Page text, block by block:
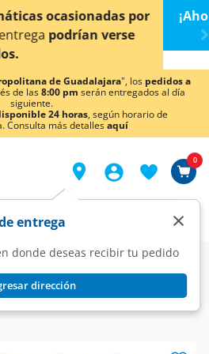
en Aguascalientes! Daclic aquí
conocer detalles.
de Guadalajara", los pedidos a
de las8:00 pm serán entregados al día
siguiente.
24 horas, según horario de
Consulta más detallesaquí
entrega
donde deseas recibir tu pedido
dirección
×
0
y Endocrinas Antidiabéticos
60 Tabletas.